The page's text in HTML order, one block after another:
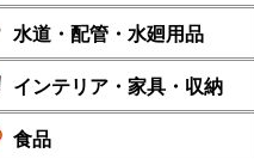
水道・配管・水廻用品
インテリア・家具・収納
食品